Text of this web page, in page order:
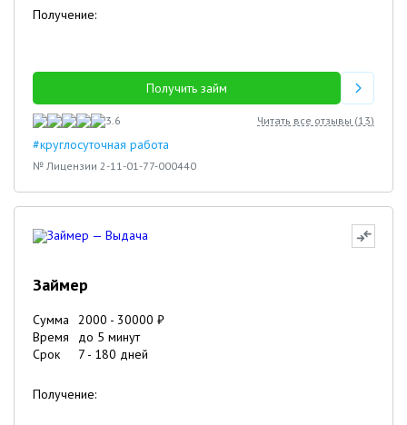
Получение:
Получить займ
3.6 Читать все отзывы (13)
#круглосуточная работа
№ Лицензии 2-11-01-77-000440
Займер
Сумма 2000 - 30000 ₽
Время
до 5 минут
Срок
7 - 180 дней
Получение: